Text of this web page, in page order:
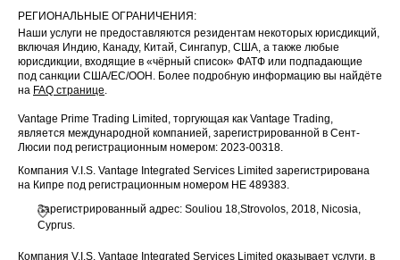
РЕГИОНАЛЬНЫЕ ОГРАНИЧЕНИЯ:
Наши услуги не предоставляются резидентам некоторых юрисдикций,
включая Индию, Канаду, Китай, Сингапур, США, а также любые
юрисдикции, входящие в «чёрный список» ФАТФ или подпадающие
под санкции США/ЕС/ООН. Более подробную информацию вы найдёте
на FAQ странице.
Vantage Prime Trading Limited, торгующая как Vantage Trading,
является международной компанией, зарегистрированной в Сент-
Люсии под регистрационным номером: 2023-00318.
Компания V.I.S. Vantage Integrated Services Limited зарегистрирована
на Кипре под регистрационным номером HE 489383.
Зарегистрированный адрес: Souliou 18,Strovolos, 2018, Nicosia,
Cyprus.
Компания V.I.S. Vantage Integrated Services Limited оказывает услуги, в